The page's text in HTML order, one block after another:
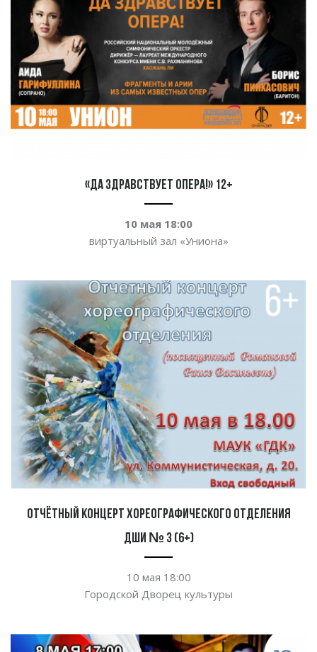
«Да здравствует опера!» 12+
10 мая 18:00
виртуальный зал «Униона»
Отчётный концерт хореографического отделения
ДШИ № 3 (6+)
10 мая 18:00
Городской Дворец культуры